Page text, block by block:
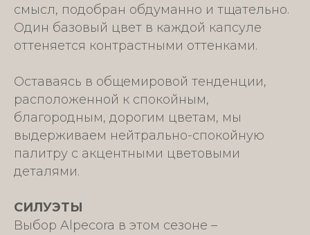
смысл, подобран обдуманно и тщательно.
Один базовый цвет в каждой капсуле
оттеняется контрастными оттенками.
Оставаясь в общемировой тенденции,
расположенной к спокойным,
благородным, дорогим цветам, мы
выдерживаем нейтрально-спокойную
палитру с акцентными цветовыми
деталями.
СИЛУЭТЫ
Выбор Alpecora в этом сезоне –